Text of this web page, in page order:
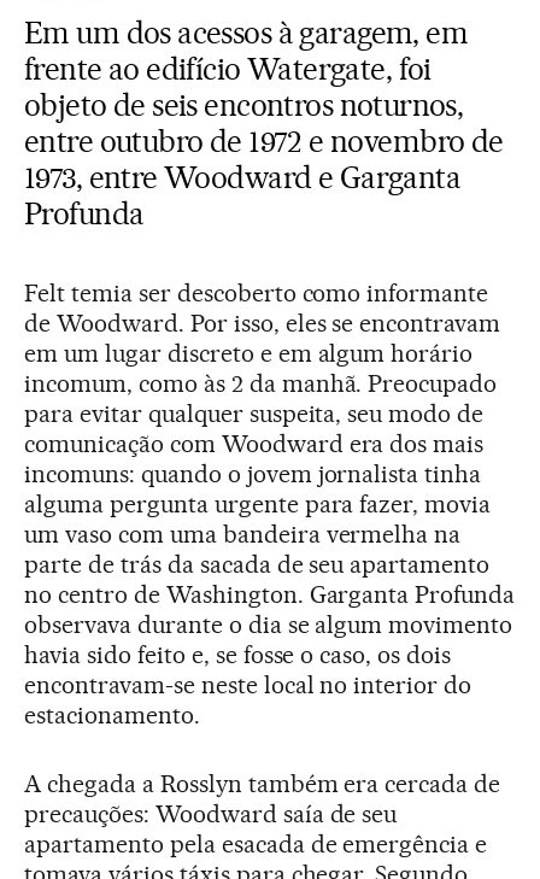
Em um dos acessos à garagem, em
frente ao edifício Watergate, foi
objeto de seis encontros noturnos,
entre outubro de 1972 e novembro de
1973, entre Woodward e Garganta
Profunda
Felt temia ser descoberto como informante
de Woodward. Por isso, eles se encontravam
em um lugar discreto e em algum horário
incomum, como às 2 da manhã. Preocupado
para evitar qualquer suspeita, seu modo de
comunicação com Woodward era dos mais
incomuns: quando o jovem jornalista tinha
alguma pergunta urgente para fazer, movia
um vaso com uma bandeira vermelha na
parte de trás da sacada de seu apartamento
no centro de Washington. Garganta Profunda
observava durante o dia se algum movimento
havia sido feito e, se fosse o caso, os dois
encontravam-se neste local no interior do
estacionamento.
A chegada a Rosslyn também era cercada de
precauções: Woodward saía de seu
apartamento pela esacada de emergência e